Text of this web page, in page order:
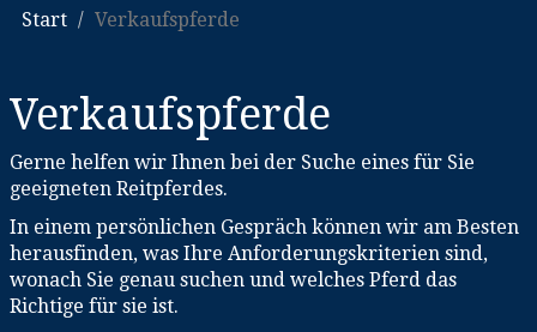
Start Verkaufspferde
Verkaufspferde
Gerne helfen wir Ihnen bei der Suche eines für Sie
geeigneten Reitpferdes.
In einem persönlichen Gespräch können wir am Besten
herausfinden, was Ihre Anforderungskriterien sind,
wonach Sie genau suchen und welches Pferd das
Richtige für sie ist.